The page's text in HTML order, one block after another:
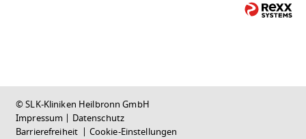
© SLK-Kliniken Heilbronn GmbH
Impressum | Datenschutz
Barrierefreiheit | Cookie-Einstellungen